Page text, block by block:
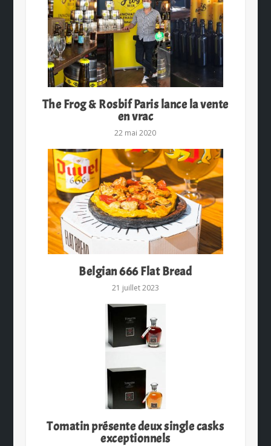
The Frog & Rosbif Paris lance la vente
en vrac
22 mai 2020
Belgian 666 Flat Bread
21 juillet 2023
Tomatin présente deux single casks
exceptionnels